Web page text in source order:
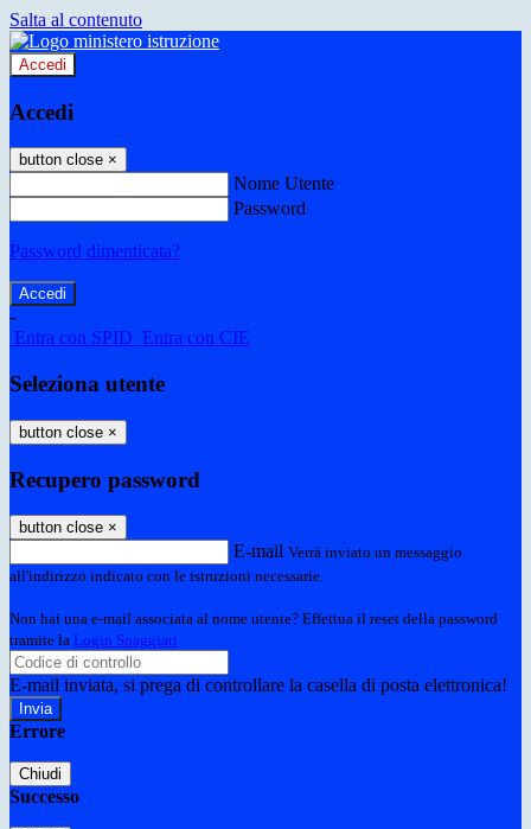
Salta al contenuto
Accedi
Accedi
button close ×
Nome Utente
Password
Password dimenticata?
-
Entra con SPID Entra con CIE
Seleziona utente
button close ×
Recupero password
button close ×
E-mail Verrà inviato un messaggio
all'indirizzo indicato con le istruzioni necessarie.
Non hai una e-mail associata al nome utente? Effettua il reset della password
tramite la Login Spaggiari
E-mail inviata, si prega di controllare la casella di posta elettronica!
Errore
Chiudi
Successo